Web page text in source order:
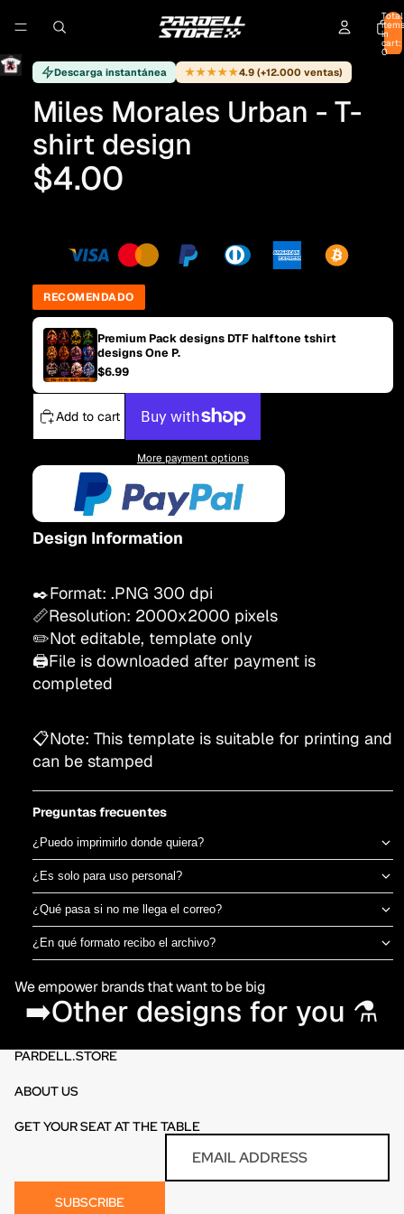
Total
items
in
cart:
0
Descarga instantánea ★★★★★4.9 (+12.000 ventas)
Miles Morales Urban - T-
shirt design
$4.00
RECOMENDADO
Premium Pack designs DTF halftone tshirt
designs One P.
$6.99
Add to cart
More payment options
Design Information
✒️Format: .PNG 300 dpi
📏Resolution: 2000x2000 pixels
✏️Not editable, template only
🖨️File is downloaded after payment is
completed
📋Note: This template is suitable for printing and
can be stamped
Preguntas frecuentes
¿Puedo imprimirlo donde quiera?
Sí, el archivo es tuyo para imprimir en el taller de DTF o sublimación
que prefieras. No estamos ligados a una imprenta específica.
¿Es solo para uso personal?
Puedes usarlo para camisetas propias o para vender productos
físicos ya impresos. No está permitido revender o redistribuir el
archivo digital en sí.
¿Qué pasa si no me llega el correo?
Revisa spam o promociones primero. Si aún así no aparece en 30
minutos, escríbenos por el chat de la tienda y te lo reenviamos al
¿En qué formato recibo el archivo?
directamente en DTF o sublimación.
We empower brands that want to be big
➡️Other designs for you ⚗️
PARDELL.STORE
ABOUT US
GET YOUR SEAT AT THE TABLE
SUBSCRIBE
Refund policy
Terms of service